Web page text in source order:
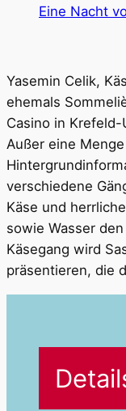
Eine Nacht
Yasemin Celik,
ehemals
Casino in
Außer eine
verschiedene
Käse und
sowie Wasser
Käsegang wird
präsentieren, die